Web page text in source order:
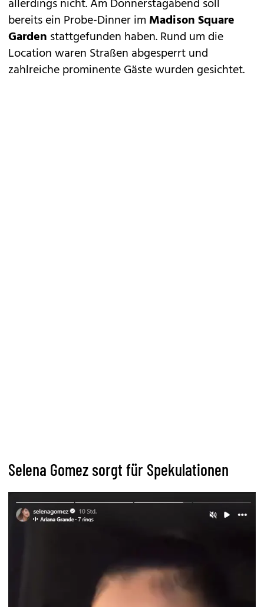
allerdings nicht. Am Donnerstagabend soll
bereits ein Probe-Dinner im Madison Square
Garden stattgefunden haben. Rund um die
Location waren Straßen abgesperrt und
zahlreiche prominente Gäste wurden gesichtet.
Selena Gomez sorgt für Spekulationen